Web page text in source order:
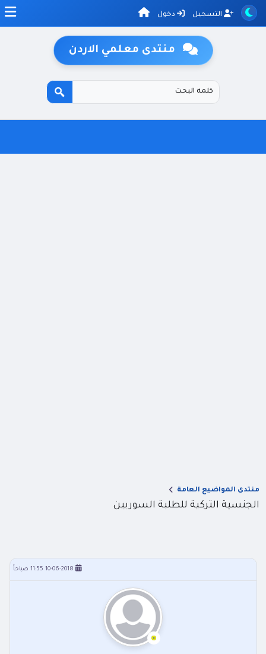
التسجيل دخول
منتدى معلمي الاردن
منتدى المواضيع العامة
الجنسية التركية للطلبة السوريين
10-06-2018 11:55 صباحاً